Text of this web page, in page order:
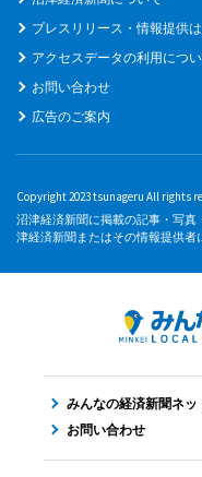
プレスリリース・情報提供
アクセスデータの利用につ
お問い合わせ
広告のご案内
Copyright 2023 tsunageru All rights
沼津経済新聞に掲載の記事・写
津経済新聞またはその情報提供者
みんなの経済新聞ネッ
お問い合わせ